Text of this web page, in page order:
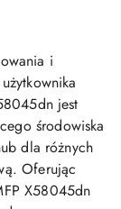
i
jest
środowiska
dla różnych
Oferując
X58045dn